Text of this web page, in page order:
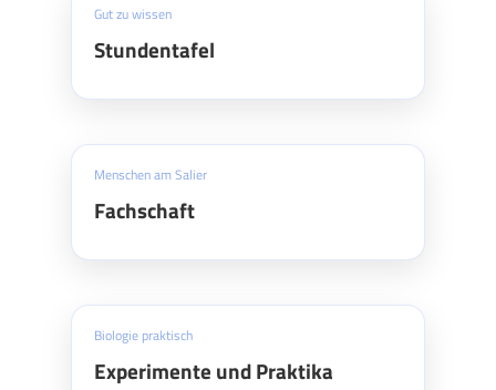
Gut zu wissen
Stundentafel
Menschen am Salier
Fachschaft
Biologie praktisch
Experimente und Praktika